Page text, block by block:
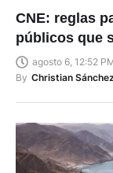
CNE: reglas
públicos que
agosto 6, 12:52
By Christian